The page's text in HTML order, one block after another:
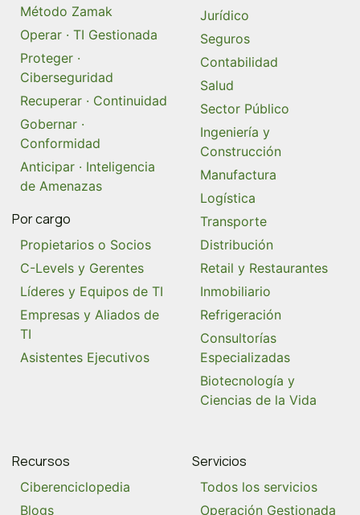
Método Zamak
Operar · TI Gestionada
Proteger ·
Ciberseguridad
Recuperar · Continuidad
Gobernar ·
Conformidad
Anticipar · Inteligencia
de Amenazas
Por cargo
Propietarios o Socios
C-Levels y Gerentes
Líderes y Equipos de TI
Empresas y Aliados de
TI
Asistentes Ejecutivos
Jurídico
Seguros
Contabilidad
Salud
Sector Público
Ingeniería y
Construcción
Manufactura
Logística
Transporte
Distribución
Retail y Restaurantes
Inmobiliario
Refrigeración
Consultorías
Especializadas
Biotecnología y
Ciencias de la Vida
Recursos
Ciberenciclopedia
Blogs
Servicios
Todos los servicios
Operación Gestionada